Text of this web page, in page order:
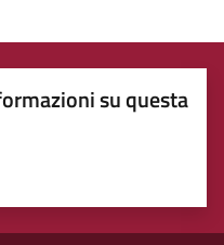
su questa
5